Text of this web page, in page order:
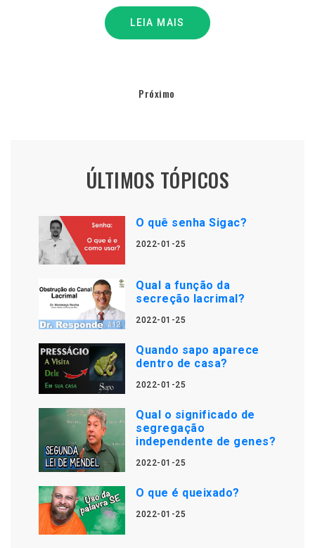
LEIA MAIS
Próximo
ÚLTIMOS TÓPICOS
O quê senha Sigac?
2022-01-25
Qual a função da
secreção lacrimal?
2022-01-25
Quando sapo aparece
dentro de casa?
2022-01-25
Qual o significado de
segregação
independente de genes?
2022-01-25
O que é queixado?
2022-01-25